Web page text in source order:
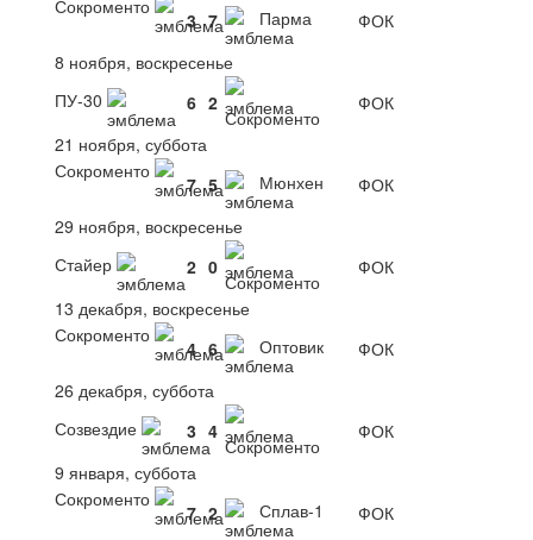
Сокроменто
3 7 Парма
ФОК
8 ноября, воскресенье
ПУ-30
6 2
Сокроменто
ФОК
21 ноября, суббота
Сокроменто
7 5 Мюнхен
ФОК
29 ноября, воскресенье
Стайер
2 0
Сокроменто
ФОК
13 декабря, воскресенье
Сокроменто
4 6 Оптовик
ФОК
26 декабря, суббота
Созвездие
3 4
Сокроменто
ФОК
9 января, суббота
Сокроменто
7 2 Сплав-1
ФОК